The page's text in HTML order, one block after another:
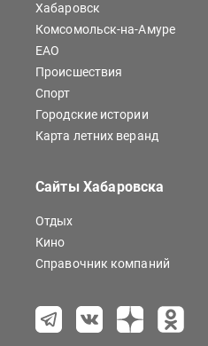
Хабаровск
Комсомольск-на-Амуре
ЕАО
Происшествия
Спорт
Городские истории
Карта летних веранд
Сайты Хабаровска
Отдых
Кино
Справочник компаний